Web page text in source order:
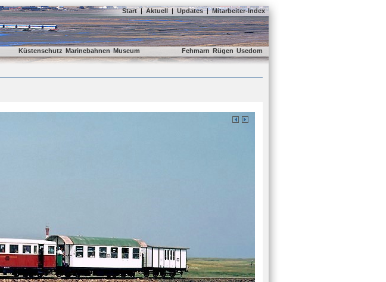
Start | Aktuell | Updates | Mitarbeiter-Index
Küstenschutz Marinebahnen Museum Fehmarn Rügen Usedom